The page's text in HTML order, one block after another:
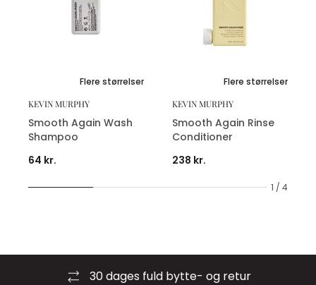
1 / 4
Flere størrelser
KEVIN MURPHY
Smooth Again Wash
Shampoo
64 kr.
Flere størrelser
KEVIN MURPHY
Smooth Again Rinse
Conditioner
238 kr.
30 dages fuld bytte- og retur